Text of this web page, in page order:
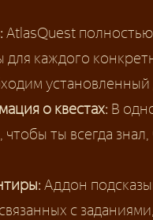
AtlasQuest
для каждого
установленный
о квестах: В
ты всегда
Аддон
с